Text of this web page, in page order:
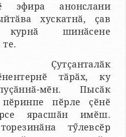
эфира анонслани
хускатнӑ, ҫав
шинӑсене
Ҫутҫанталӑк
тӑрӑх, ку
мӗн. Пысӑк
пӗринпе пӗрле ҫӗнӗ
ярасшӑн имӗш.
тӳлевсӗр